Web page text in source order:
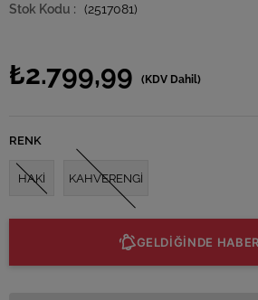
(2517081)
₺2.799,99 (KDV Dahil)
RENK
HAKİ KAHVERENGİ
GELDİĞİNDE